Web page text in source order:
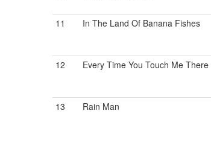
11
In The Land Of Banana Fishes
12
Every Time You Touch Me There
13
Rain Man